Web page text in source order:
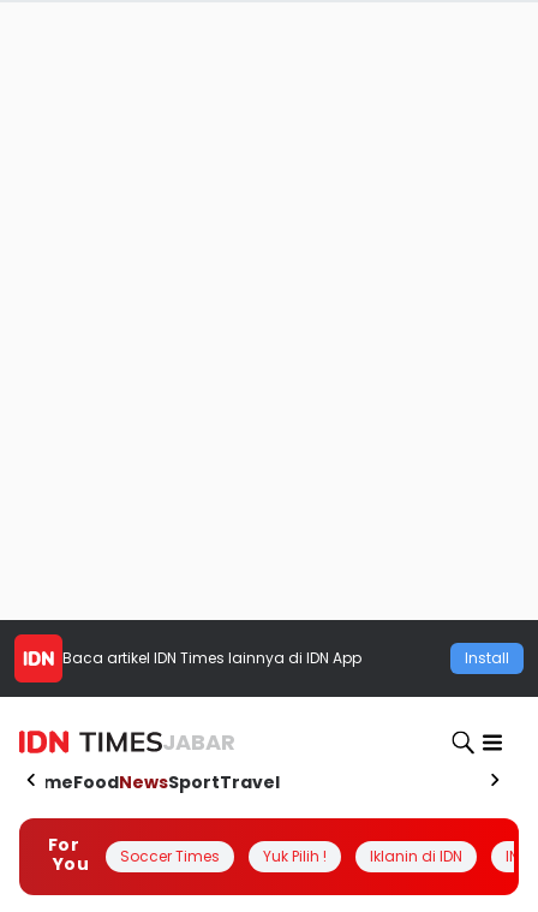
Baca artikel IDN Times lainnya di IDN App Install
JABAR
HomeFoodNewsSportTravel
For
You
Soccer Times Yuk Pilih ! Iklanin di IDN